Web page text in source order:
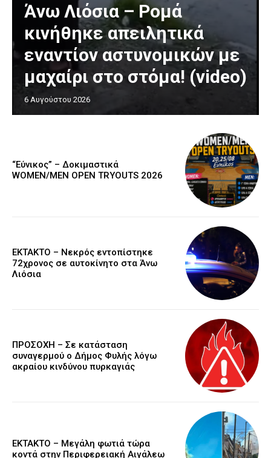
Άνω Λιόσια – Ρομά
κινήθηκε απειλητικά
εναντίον αστυνομικών με
μαχαίρι στο στόμα! (video)
6 Αυγούστου 2026
“Εύνικος” – Δοκιμαστικά
WOMEN/MEN OPEN TRYOUTS 2026
EKTAKTO – Νεκρός εντοπίστηκε
72χρονος σε αυτοκίνητο στα Άνω
Λιόσια
ΠΡΟΣΟΧΗ – Σε κατάσταση
συναγερμού ο Δήμος Φυλής λόγω
ακραίου κινδύνου πυρκαγιάς
ΕΚΤΑΚΤΟ – Μεγάλη φωτιά τώρα
κοντά στην Περιφερειακή Αιγάλεω